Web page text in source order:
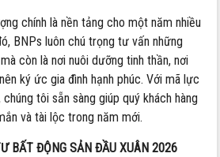
chính là nền tảng cho một năm nhiều
BNPs luôn chú trọng tư vấn những
còn là nơi nuôi dưỡng tinh thần, nơi
ký ức gia đình hạnh phúc. Với mã lực
tôi sẵn sàng giúp quý khách hàng
và tài lộc trong năm mới.
BẤT ĐỘNG SẢN ĐẦU XUÂN 2026